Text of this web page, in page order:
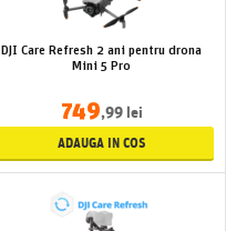
DJI Care Refresh 2 ani pentru drona
Mini 5 Pro
749,99 lei
ADAUGA IN COS